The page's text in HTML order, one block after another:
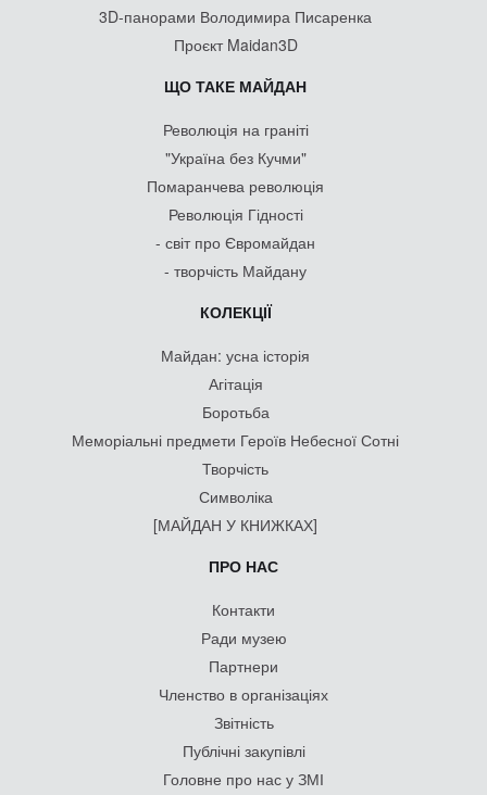
3D-панорами Володимира Писаренка
Проєкт Maidan3D
ЩО ТАКЕ МАЙДАН
Революція на граніті
"Україна без Кучми"
Помаранчева революція
Революція Гідності
- світ про Євромайдан
- творчість Майдану
КОЛЕКЦІЇ
Майдан: усна історія
Агітація
Боротьба
Меморіальні предмети Героїв Небесної Сотні
Творчість
Символіка
[МАЙДАН У КНИЖКАХ]
ПРО НАС
Контакти
Ради музею
Партнери
Членство в організаціях
Звітність
Публічні закупівлі
Головне про нас у ЗМІ